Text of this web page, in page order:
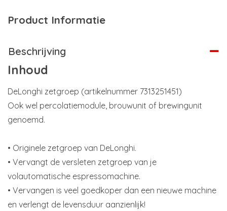
Product Informatie
Beschrijving
Inhoud
DeLonghi zetgroep (artikelnummer 7313251451)
Ook wel percolatiemodule, brouwunit of brewingunit
genoemd.
• Originele zetgroep van DeLonghi.
• Vervangt de versleten zetgroep van je
volautomatische espressomachine.
• Vervangen is veel goedkoper dan een nieuwe machine
en verlengt de levensduur aanzienlijk!